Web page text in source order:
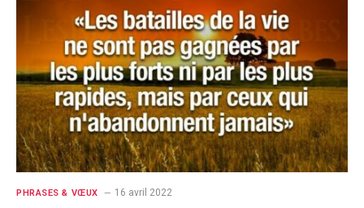
PHRASES & VŒUX 16 avril 2022